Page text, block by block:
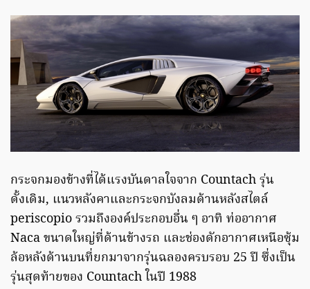
กระจกมองข้างที่ได้แรงบันดาลใจจาก Countach รุ่น
ดั้งเดิม, แนวหลังคาและกระจกบังลมด้านหลังสไตล์
periscopio รวมถึงองค์ประกอบอื่น ๆ อาทิ ท่ออากาศ
Naca ขนาดใหญ่ที่ด้านข้างรถ และช่องดักอากาศเหนือซุ้ม
ล้อหลังด้านบนที่ยกมาจากรุ่นฉลองครบรอบ 25 ปี ซึ่งเป็น
รุ่นสุดท้ายของ Countach ในปี 1988